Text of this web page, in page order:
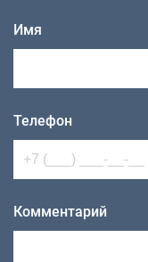
Имя
Телефон
Комментарий